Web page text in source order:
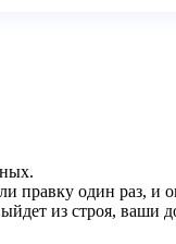
правку один раз, и
из строя, ваши